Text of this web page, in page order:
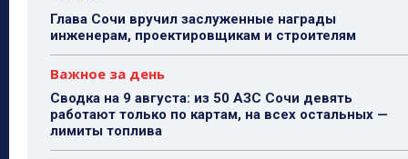
Глава Сочи вручил заслуженные награды
инженерам, проектировщикам и строителям
Важное за день
Сводка на 9 августа: из 50 АЗС Сочи девять
работают только по картам, на всех остальных —
лимиты топлива